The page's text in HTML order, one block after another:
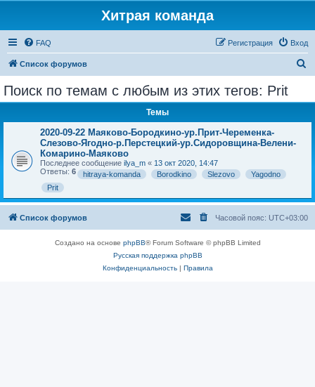
Хитрая команда
FAQ Вход
Регистрация
Список форумов
Поиск по темам с любым из этих тегов: Prit
Темы
2020-09-22 Маяково-Бородкино-ур.Прит-Череменка-
Слезово-Ягодно-р.Перстецкий-ур.Сидоровщина-Велени-
Комарино-Маяково
Последнее сообщение ilya_m « 13 окт 2020, 14:47
Ответы: 6 hitraya-komanda Borodkino Slezovo
Yagodno
Prit
Список форумов Часовой пояс: UTC+03:00
Создано на основе phpBB® Forum Software © phpBB Limited
Русская поддержка phpBB
Конфиденциальность| Правила